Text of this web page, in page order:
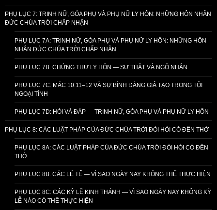
PHỤ LỤC 7: TRINH NỮ, GÓA PHỤ VÀ PHỤ NỮ LY HÔN: NHỮNG HÔN NHÂN
ĐỨC CHÚA TRỜI CHẤP NHẬN
PHỤ LỤC 7A: TRINH NỮ, GÓA PHỤ VÀ PHỤ NỮ LY HÔN: NHỮNG HÔN
NHÂN ĐỨC CHÚA TRỜI CHẤP NHẬN
PHỤ LỤC 7B: CHỨNG THƯ LY HÔN — SỰ THẬT VÀ NGỘ NHẬN
PHỤ LỤC 7C: MÁC 10:11–12 VÀ SỰ BÌNH ĐẲNG GIẢ TẠO TRONG TỘI
NGOẠI TÌNH
PHỤ LỤC 7D: HỎI VÀ ĐÁP — TRINH NỮ, GÓA PHỤ VÀ PHỤ NỮ LY HÔN
PHỤ LỤC 8: CÁC LUẬT PHÁP CỦA ĐỨC CHÚA TRỜI ĐÒI HỎI CÓ ĐỀN THỜ
PHỤ LỤC 8A: CÁC LUẬT PHÁP CỦA ĐỨC CHÚA TRỜI ĐÒI HỎI CÓ ĐỀN
THỜ
PHỤ LỤC 8B: CÁC LỄ TẾ — VÌ SAO NGÀY NAY KHÔNG THỂ THỰC HIỆN
PHỤ LỤC 8C: CÁC KỲ LỄ KINH THÁNH — VÌ SAO NGÀY NAY KHÔNG KỲ
LỄ NÀO CÓ THỂ THỰC HIỆN